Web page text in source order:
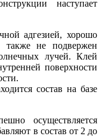
наступает
адгезией, хорошо
также не подвержен
лучей. Клей
поверхности
состав на базе
осуществляется
в состав от 2 до